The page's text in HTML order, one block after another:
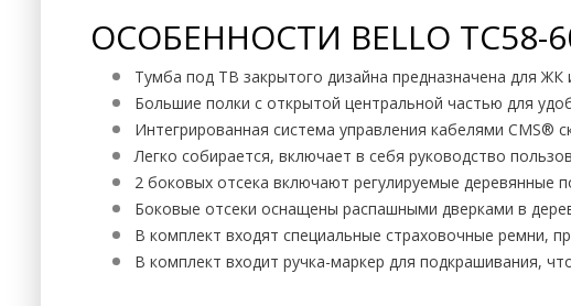
ОСОБЕННОСТИ BELLO TC58-
Тумба под ТВ закрытого дизайна предназначена для
Большие полки с открытой центральной частью для
Интегрированная система управления кабелями CMS®
Легко собирается, включает в себя руководство
2 боковых отсека включают регулируемые деревянные
Боковые отсеки оснащены распашными дверками в
В комплект входят специальные страховочные ремни,
В комплект входит ручка-маркер для подкрашивания,